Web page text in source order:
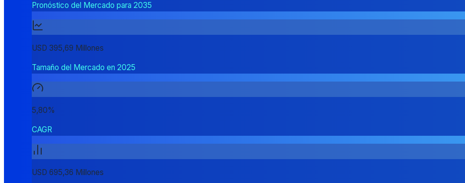
Pronóstico del Mercado para 2035
USD 395,69 Millones
Tamaño del Mercado en 2025
5,80%
CAGR
USD 695,36 Millones